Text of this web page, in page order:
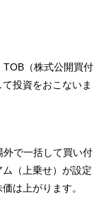
（株式公開買付
投資をおこないま
で一括して買い付
（上乗せ）が設定
は上がります。